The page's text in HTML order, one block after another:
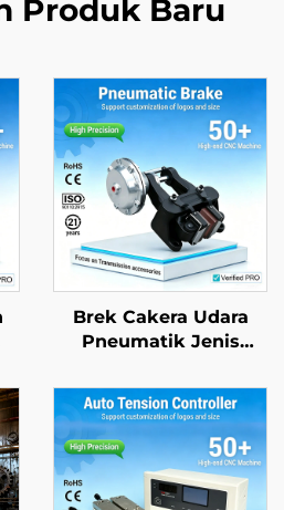
Produk Baru
Brek Cakera Udara
Pneumatik Jenis
Melintang DBG DBH,
Kaliper Industri